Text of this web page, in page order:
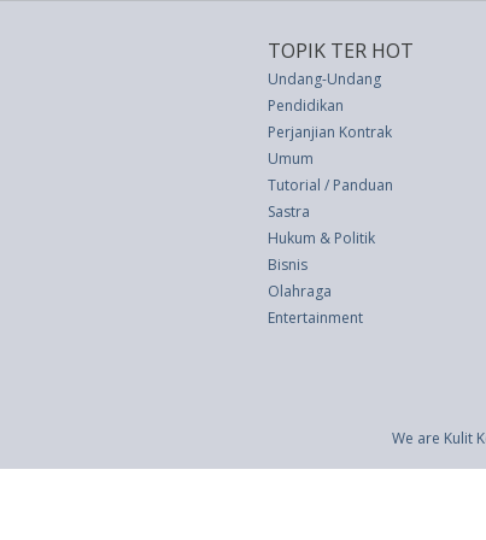
TOPIK TER HOT
Undang-Undang
Pendidikan
Perjanjian Kontrak
Umum
Tutorial / Panduan
Sastra
Hukum & Politik
Bisnis
Olahraga
Entertainment
We are Kulit